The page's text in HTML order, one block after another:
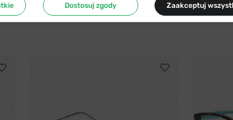
Dostosuj zgody Zaakceptuj